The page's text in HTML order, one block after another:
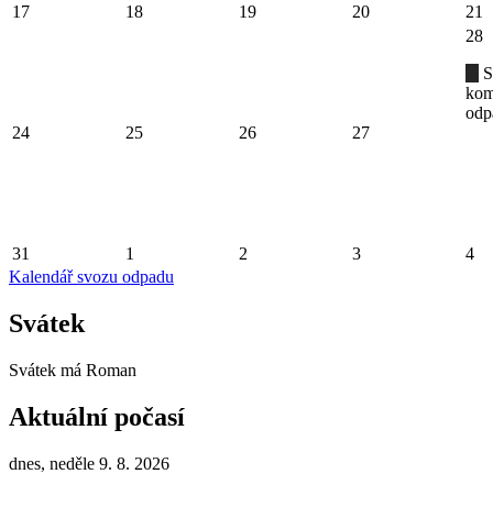
17 18 19 20 21
24 25 26 27
28
31 1 2 3
4
Kalendář svozu odpadu
Svátek
Svátek má Roman
Aktuální počasí
dnes, neděle 9. 8. 2026